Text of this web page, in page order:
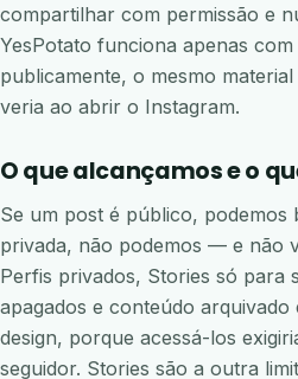
compartilhar com permissão e
YesPotato funciona apenas
publicamente, o mesmo
veria ao abrir o Instagram.
O que alcançamos e o
Se um post é público, podemos
privada, não podemos — e não
Perfis privados, Stories só para
apagados e conteúdo
design, porque acessá-los
seguidor. Stories são a outra